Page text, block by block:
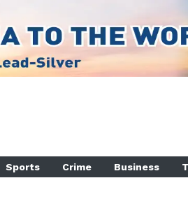
Sports Crime Business